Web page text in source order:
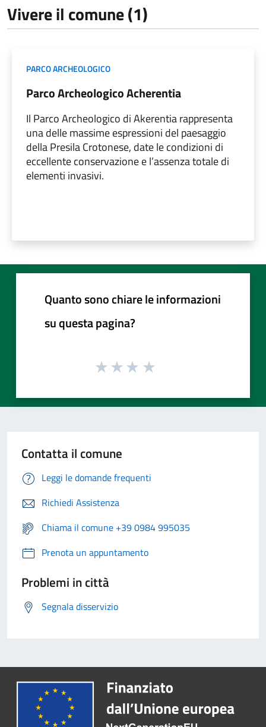
Vivere il comune (1)
PARCO ARCHEOLOGICO
Parco Archeologico Acherentia
Il Parco Archeologico di Akerentia rappresenta
una delle massime espressioni del paesaggio
della Presila Crotonese, date le condizioni di
eccellente conservazione e l’assenza totale di
elementi invasivi.
Quanto sono chiare le informazioni
su questa pagina?
Contatta il comune
Leggi le domande frequenti
Richiedi Assistenza
Chiama il comune +39 0984 995035
Prenota un appuntamento
Problemi in città
Segnala disservizio